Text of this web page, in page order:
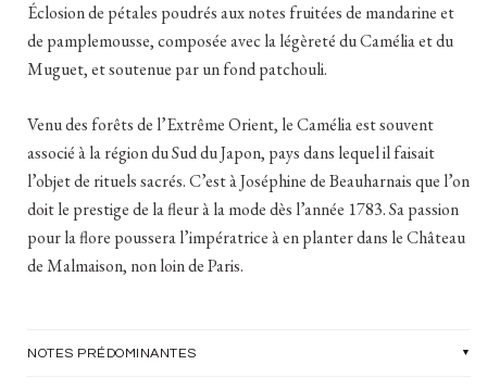
Éclosion de pétales poudrés aux notes fruitées de mandarine et
de pamplemousse, composée avec la légèreté du Camélia et du
Muguet, et soutenue par un fond patchouli.
Venu des forêts de l’Extrême Orient, le Camélia est souvent
associé à la région du Sud du Japon, pays dans lequel il faisait
l’objet de rituels sacrés. C’est à Joséphine de Beauharnais que l’on
doit le prestige de la fleur à la mode dès l’année 1783. Sa passion
pour la flore poussera l’impératrice à en planter dans le Château
de Malmaison, non loin de Paris.
NOTES PRÉDOMINANTES